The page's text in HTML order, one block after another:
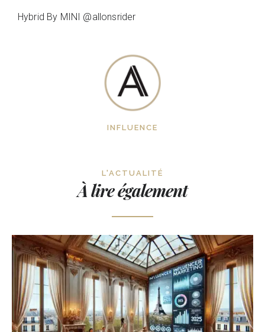
INFLUENCE
Hybrid By MINI @allonsrider
L'ACTUALITÉ
À lire également